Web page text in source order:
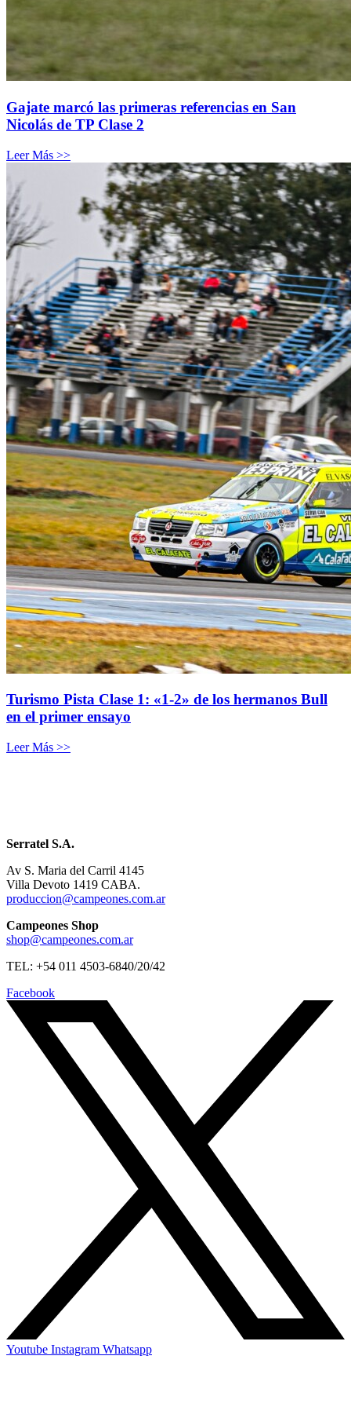
Gajate marcó las primeras referencias en San
Nicolás de TP Clase 2
Leer Más >>
Turismo Pista Clase 1: «1-2» de los hermanos Bull
en el primer ensayo
Leer Más >>
Serratel S.A.
Av S. Maria del Carril 4145
Villa Devoto 1419 CABA.
produccion@campeones.com.ar
Campeones Shop
shop@campeones.com.ar
TEL: +54 011 4503-6840/20/42
Facebook
Youtube Instagram Whatsapp